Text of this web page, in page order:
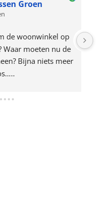
Groen
de woonwinkel op
Waar moeten nu de
Bijna niets meer